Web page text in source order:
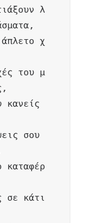
λ
χ
του μ
κανείς
σου
καταφέρ
σε κάτι